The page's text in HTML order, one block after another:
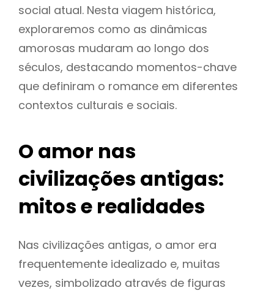
social atual. Nesta viagem histórica,
exploraremos como as dinâmicas
amorosas mudaram ao longo dos
séculos, destacando momentos-chave
que definiram o romance em diferentes
contextos culturais e sociais.
O amor nas
civilizações antigas:
mitos e realidades
Nas civilizações antigas, o amor era
frequentemente idealizado e, muitas
vezes, simbolizado através de figuras